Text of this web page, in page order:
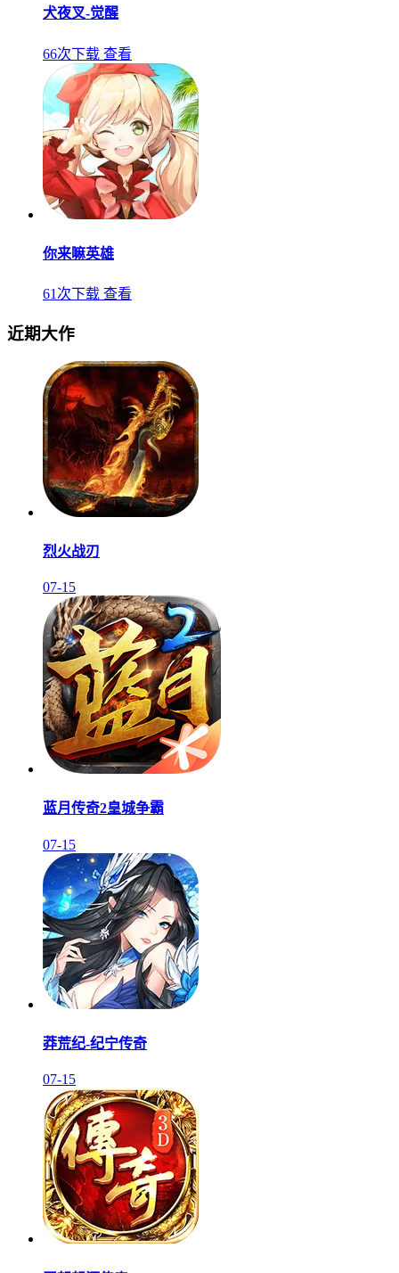
犬夜叉-觉醒
66次下载 查看
你来嘛英雄
61次下载 查看
近期大作
烈火战刃
07-15
蓝月传奇2皇城争霸
07-15
莽荒纪-纪宁传奇
07-15